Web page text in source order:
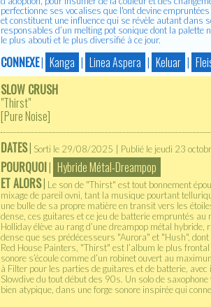
perfectionne ses vocalises que l'ont devine
et constituent une influence qui se révèle autant dans
responsables d’un melting pot sonique dont la
le plus abouti et le plus diversifié à ce jour.
CONNEXE| Kanga | Linea Aspera | Keluar |
SLOW CRUSH
"Thirst"
[Pure Noise]
DATES| Sorti le 29/08/2025 | Publié le jeudi 23
POURQUOI| Hybride Métal-Dreampop
ET ALORS| Le son de "Thirst" est tout bonnement
mixage de pareil ovni, tant la musique pourtant
une bulle de sa propre matière en transit vers les
dense, ces guitares et ce jeu de batterie empruntés au
Holliday élève au rang d’une dreampop métal
dense que ses prédécesseurs "Aurora" et "Hush",
Red House Painters, "Thirst" est l’album le plus
sonore s’écoule comme d’un robinet ouvert au
à Filter pour les parties de guitares et de batterie,
Slowdive du tout début des 90s. Un solo de
bien atypique, dans une forge sonore inspirée qui